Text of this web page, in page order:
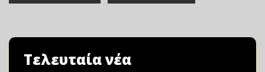
Τελευταία νέα